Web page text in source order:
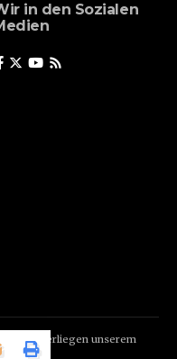
in den Sozialen
unterliegen unserem